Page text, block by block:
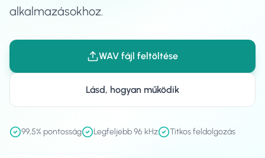
alkalmazásokhoz.
WAV fájl feltöltése
Lásd, hogyan működik
99,5% pontosság Legfeljebb 96 kHz Titkos feldolgozás